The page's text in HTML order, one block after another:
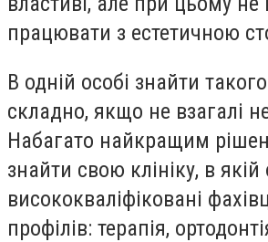
працювати з естетичною
В одній особі знайти
складно, якщо не взагалі
Набагато найкращим
знайти свою клініку, в якій
висококваліфіковані
профілів: терапія,